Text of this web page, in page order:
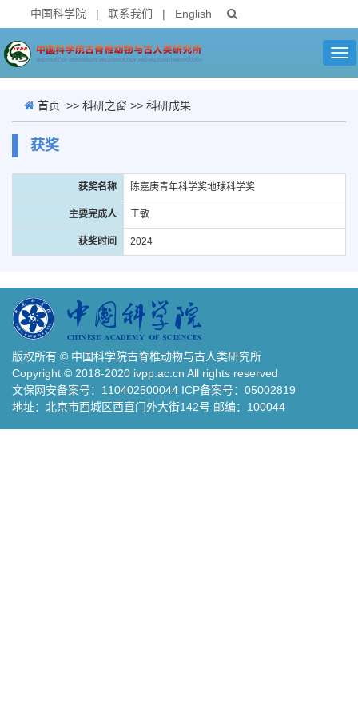
中国科学院 | 联系我们 | English
首页 >> 科研之窗 >> 科研成果
获奖
获奖名称 陈嘉庚青年科学奖地球科学奖
主要完成人 王敏
获奖时间 2024
版权所有 © 中国科学院古脊椎动物与古人类研究所
Copyright © 2018-2020 ivpp.ac.cn All rights reserved
文保网安备案号：110402500044 ICP备案号：05002819
地址：北京市西城区西直门外大街142号 邮编：100044